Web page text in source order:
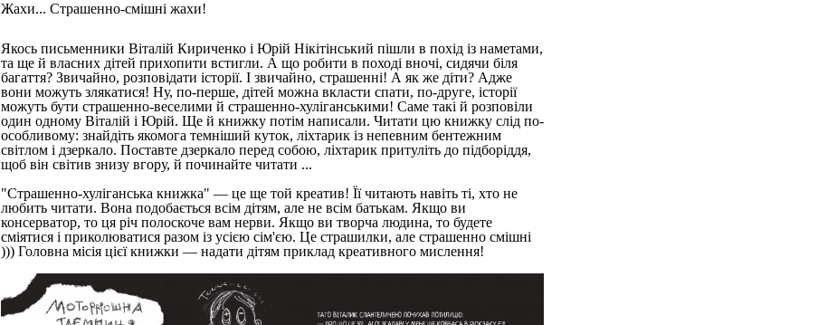
Жахи... Страшенно-смішні жахи!
Якось письменники Віталій Кириченко і Юрій Нікітінський пішли в похід із наметами,
та ще й власних дітей прихопити встигли. А що робити в поході вночі, сидячи біля
багаття? Звичайно, розповідати історії. І звичайно, страшенні! А як же діти? Адже
вони можуть злякатися! Ну, по-перше, дітей можна вкласти спати, по-друге, історії
можуть бути страшенно-веселими й страшенно-хуліганськими! Саме такі й розповіли
один одному Віталій і Юрій. Ще й книжку потім написали. Читати цю книжку слід по-
особливому: знайдіть якомога темніший куток, ліхтарик із непевним бентежним
світлом і дзеркало. Поставте дзеркало перед собою, ліхтарик притуліть до підборіддя,
щоб він світив знизу вгору, й починайте читати ...
"Страшенно-хуліганська книжка" — це ще той креатив! Її читають навіть ті, хто не
любить читати. Вона подобається всім дітям, але не всім батькам. Якщо ви
консерватор, то ця річ полоскоче вам нерви. Якщо ви творча людина, то будете
сміятися і приколюватися разом із усією сім'єю. Це страшилки, але страшенно смішні
))) Головна місія цієї книжки — надати дітям приклад креативного мислення!